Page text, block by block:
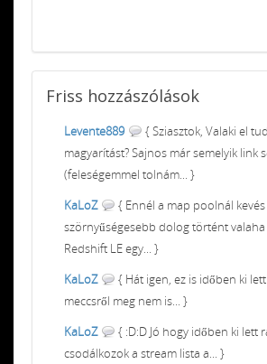
Friss hozzászólások
Levente889
{ Sziasztok, Valaki el
magyarítást? Sajnos már semelyik link
(feleségemmel tolnám... }
KaLoZ
{ Ennél a map poolnál kevés
szörnyűségesebb dolog történt valaha
Redshift LE egy... }
KaLoZ
{ Hát igen, ez is időben ki
meccsről meg nem is... }
KaLoZ
{ :D:D Jó hogy időben ki lett
csodálkozok a stream lista a... }